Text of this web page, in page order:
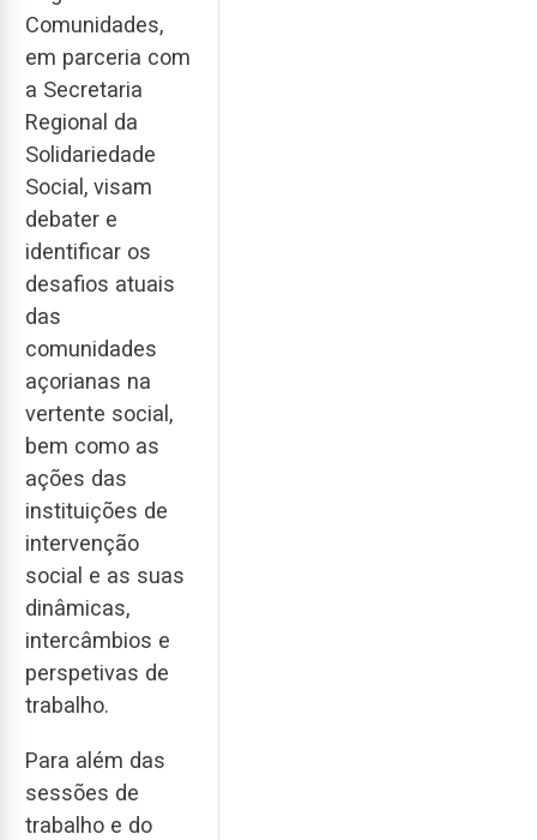
Comunidades,
em parceria com
a Secretaria
Regional da
Solidariedade
Social, visam
debater e
identificar os
desafios atuais
das
comunidades
açorianas na
vertente social,
bem como as
ações das
instituições de
intervenção
social e as suas
dinâmicas,
intercâmbios e
perspetivas de
trabalho.
Para além das
sessões de
trabalho e do